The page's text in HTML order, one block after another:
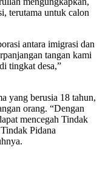
terutama untuk calon
antara imigrasi dan
tangan kami
tingkat desa,”
yang berusia 18 tahun,
orang. “Dengan
mencegah Tindak
Pidana